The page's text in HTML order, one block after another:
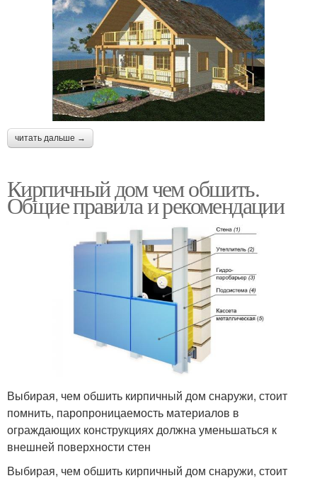
читать дальше →
Кирпичный дом чем обшить.
Общие правила и рекомендации
Выбирая, чем обшить кирпичный дом снаружи, стоит
помнить, паропроницаемость материалов в
ограждающих конструкциях должна уменьшаться к
внешней поверхности стен
Выбирая, чем обшить кирпичный дом снаружи, стоит